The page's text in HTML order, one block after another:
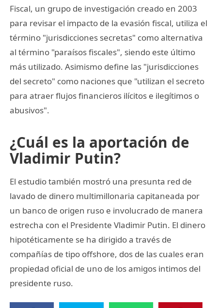
Fiscal, un grupo de investigación creado en 2003
para revisar el impacto de la evasión fiscal, utiliza el
término "jurisdicciones secretas" como alternativa
al término "paraísos fiscales", siendo este último
más utilizado. Asimismo define las "jurisdicciones
del secreto" como naciones que "utilizan el secreto
para atraer flujos financieros ilícitos e ilegítimos o
abusivos".
¿Cuál es la aportación de
Vladimir Putin?
El estudio también mostró una presunta red de
lavado de dinero multimillonaria capitaneada por
un banco de origen ruso e involucrado de manera
estrecha con el Presidente Vladimir Putin. El dinero
hipotéticamente se ha dirigido a través de
compañías de tipo offshore, dos de las cuales eran
propiedad oficial de uno de los amigos intimos del
presidente ruso.